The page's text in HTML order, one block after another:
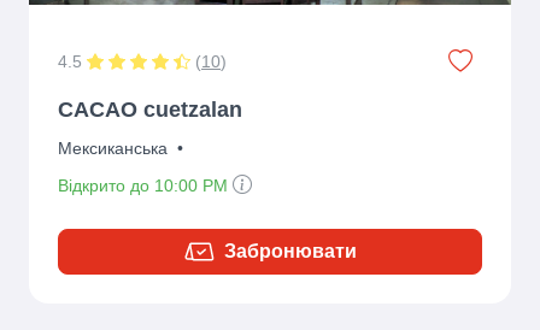
4.5 (10)
CACAO cuetzalan
Мексиканська •
Відкрито до 10:00 PM
Забронювати